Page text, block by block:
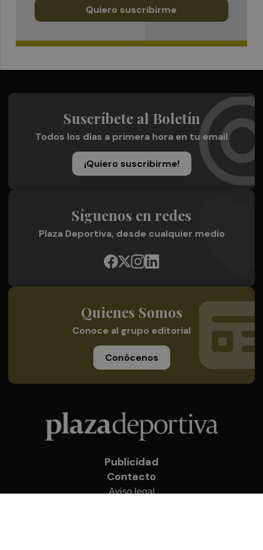
Quiero suscribirme
Suscríbete al Boletín
Todos los días a primera hora en tu email
¡Quiero suscribirme!
Síguenos en redes
Plaza Deportiva, desde cualquier medio
Quienes Somos
Conoce al grupo editorial
Conócenos
Publicidad
Contacto
Aviso legal